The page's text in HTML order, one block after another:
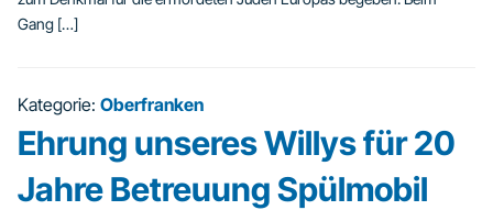
Gang […]
Kategorie: Oberfranken
Ehrung unseres Willys für 20
Jahre Betreuung Spülmobil